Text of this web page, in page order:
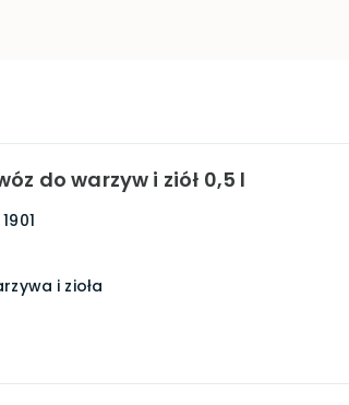
do warzyw i ziół 0,5 l
1901
i zioła